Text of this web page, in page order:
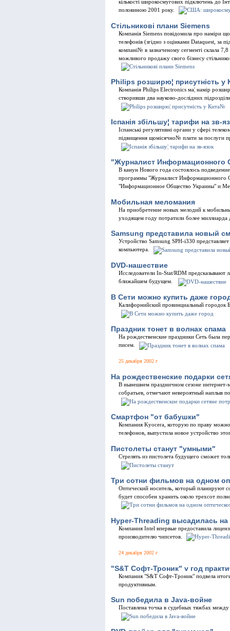
кiлькостi широкосмугових пiдключень до
половиною 2001 року.
Стiльниковi плани Siemens
Компанiя Siemens повiдомила про намiри
телефонiв (згiдно з оцiнками Dataquest, за
компанi№ в зазначеному сегментi склала
можливого продажу свого бiзнесу
Philips розширю¦ присутнiсть у
Компанiя Philips Electronics ма¦ намiр
створивши два науково-дослiдних
Iспанiя збiльшу¦ тарифи на зв-
Iспанськi регулятивнi органи у сферi
пiдвищення щомiсячно№ плати за послуги
"Журналист Информационного
В канун Нового года состоялось
программы "Журналист Информационного
"Информационное Общество Украины" и
Мобильная меломания
На приобретение новых мелодий к
уходящем году потратили более миллиарда
Samsung представила новый
Устройство Samsung SPH-i330
компьютера.
DVD-нашествие
Исследователи In-Stat/RDM предсказывают
ближайшем будущем.
В Сети можно купить даже
Калифорнийский провинциальный городок
Праздник тонет в волнах спама
На рождественские праздники Сеть была
писем.
25 декабря 2002 г
На рождественские подарки
В нынешнем праздничном сезоне
собратьев, отмечают невероятный наплыв
Смартфон "от бабушки"
Компания Kyocera, которую по праву можно
телефонов, выпустила новое устройство
Пистолеты станут "умными"
Стрелять из пистолета будущего сможет
Три сотни фильмов на одном
Оптический носитель, который планируют
будет способен хранить около трехсот
Hyper-Threading высадилась на
Компания Intel впервые предоставила
производителю чипсетов.
24 декабря 2002 г
"S&T Софт-Троник" v год
Компания "S&T Софт-Троник" подвела
продуктивным.
Sun победила в Java-войне
Поставлена точка в судебных тяжбах